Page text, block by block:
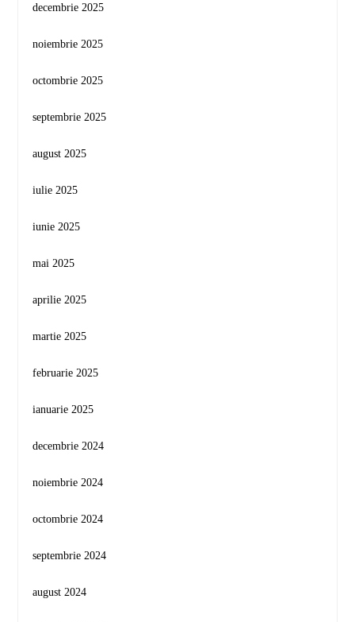
decembrie 2025
noiembrie 2025
octombrie 2025
septembrie 2025
august 2025
iulie 2025
iunie 2025
mai 2025
aprilie 2025
martie 2025
februarie 2025
ianuarie 2025
decembrie 2024
noiembrie 2024
octombrie 2024
septembrie 2024
august 2024